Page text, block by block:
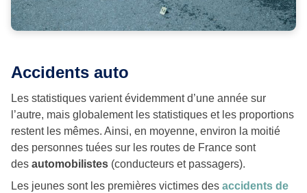
Accidents auto
Les statistiques varient évidemment d’une année sur
l’autre, mais globalement les statistiques et les proportions
restent les mêmes. Ainsi, en moyenne, environ la moitié
des personnes tuées sur les routes de France sont
des automobilistes (conducteurs et passagers).
Les jeunes sont les premières victimes des accidents de